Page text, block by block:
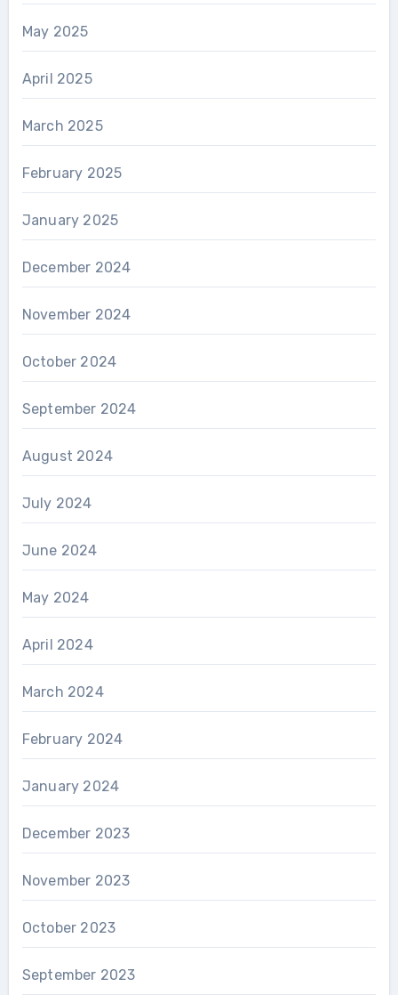
May 2025
April 2025
March 2025
February 2025
January 2025
December 2024
November 2024
October 2024
September 2024
August 2024
July 2024
June 2024
May 2024
April 2024
March 2024
February 2024
January 2024
December 2023
November 2023
October 2023
September 2023